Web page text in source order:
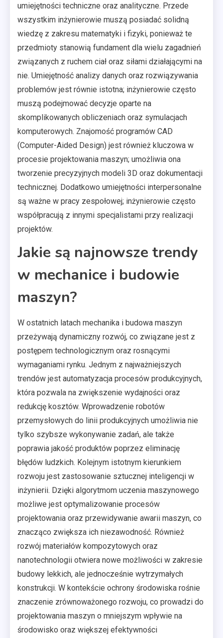
umiejętności techniczne oraz analityczne. Przede
wszystkim inżynierowie muszą posiadać solidną
wiedzę z zakresu matematyki i fizyki, ponieważ te
przedmioty stanowią fundament dla wielu zagadnień
związanych z ruchem ciał oraz siłami działającymi na
nie. Umiejętność analizy danych oraz rozwiązywania
problemów jest równie istotna; inżynierowie często
muszą podejmować decyzje oparte na
skomplikowanych obliczeniach oraz symulacjach
komputerowych. Znajomość programów CAD
(Computer-Aided Design) jest również kluczowa w
procesie projektowania maszyn; umożliwia ona
tworzenie precyzyjnych modeli 3D oraz dokumentacji
technicznej. Dodatkowo umiejętności interpersonalne
są ważne w pracy zespołowej; inżynierowie często
współpracują z innymi specjalistami przy realizacji
projektów.
Jakie są najnowsze trendy
w mechanice i budowie
maszyn?
W ostatnich latach mechanika i budowa maszyn
przeżywają dynamiczny rozwój, co związane jest z
postępem technologicznym oraz rosnącymi
wymaganiami rynku. Jednym z najważniejszych
trendów jest automatyzacja procesów produkcyjnych,
która pozwala na zwiększenie wydajności oraz
redukcję kosztów. Wprowadzenie robotów
przemysłowych do linii produkcyjnych umożliwia nie
tylko szybsze wykonywanie zadań, ale także
poprawia jakość produktów poprzez eliminację
błędów ludzkich. Kolejnym istotnym kierunkiem
rozwoju jest zastosowanie sztucznej inteligencji w
inżynierii. Dzięki algorytmom uczenia maszynowego
możliwe jest optymalizowanie procesów
projektowania oraz przewidywanie awarii maszyn, co
znacząco zwiększa ich niezawodność. Również
rozwój materiałów kompozytowych oraz
nanotechnologii otwiera nowe możliwości w zakresie
budowy lekkich, ale jednocześnie wytrzymałych
konstrukcji. W kontekście ochrony środowiska rośnie
znaczenie zrównoważonego rozwoju, co prowadzi do
projektowania maszyn o mniejszym wpływie na
środowisko oraz większej efektywności